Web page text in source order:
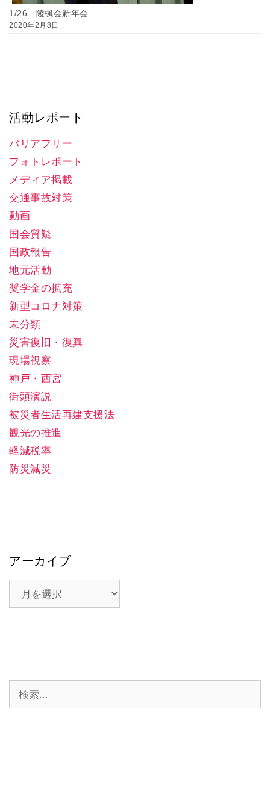
1/26 陵楓会新年会
2020年2月8日
活動レポート
バリアフリー
フォトレポート
メディア掲載
交通事故対策
動画
国会質疑
国政報告
地元活動
奨学金の拡充
新型コロナ対策
未分類
災害復旧・復興
現場視察
神戸・西宮
街頭演説
被災者生活再建支援法
観光の推進
軽減税率
防災減災
アーカイブ
索: